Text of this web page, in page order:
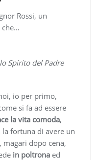
Rossi, un
che…
Spirito del Padre
io per primo,
si fa ad essere
la vita comoda,
fortuna di avere un
magari dopo cena,
in poltrona ed